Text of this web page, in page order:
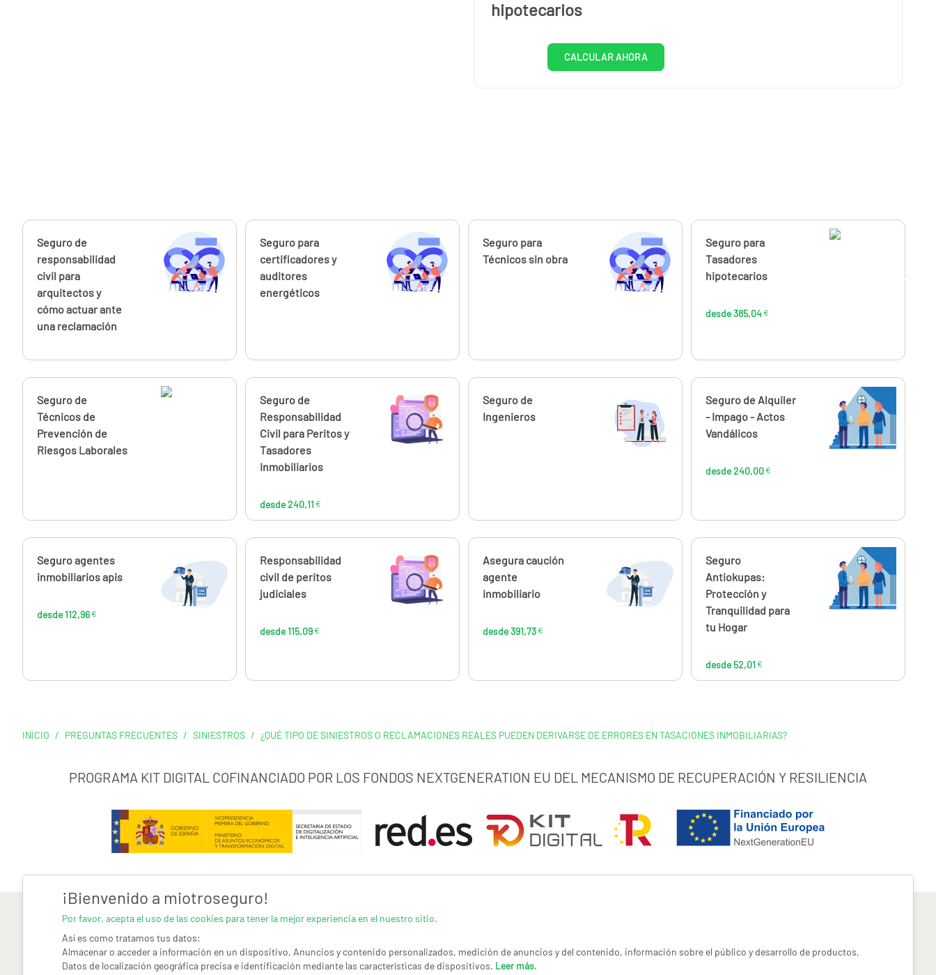
hipotecarios
CALCULAR AHORA
Calcúlalo ahora
Seguro de
responsabilidad
civil para
arquitectos y
cómo actuar ante
una reclamación
Calcúlalo ahora
Seguro para
certificadores y
auditores
energéticos
Calcúlalo ahora
Seguro para
Técnicos sin obra
Calcúlalo ahora
Seguro para
Tasadores
hipotecarios
desde 385,04 €
€
Calcúlalo ahora
Seguro de
Técnicos de
Prevención de
Riesgos Laborales
Calcúlalo ahora
Seguro de
Responsabilidad
Civil para Peritos y
Tasadores
Inmobiliarios
desde 240,11 €
240,11
Calcúlalo ahora
Seguro de
Ingenieros
Calcúlalo ahora
Seguro de Alquiler
- Impago - Actos
Vandálicos
desde 240,00 €
240,00 €
Calcúlalo ahora
Seguro agentes
inmobiliarios apis
desde 112,96 €
112,96 €
Calcúlalo ahora
Responsabilidad
civil de peritos
judiciales
desde 115,09 €
115,09€
Calcúlalo ahora
Asegura caución
agente
inmobiliario
desde 391,73 €
391,73 €
Calcúlalo ahora
Seguro
Antiokupas:
Protección y
Tranquilidad para
tu Hogar
desde 52,01 €
52,01€
INICIO / PREGUNTAS FRECUENTES / SINIESTROS / ¿QUÉ TIPO DE SINIESTROS O RECLAMACIONES REALES PUEDEN DERIVARSE DE ERRORES EN TASACIONES INMOBILIARIAS?
PROGRAMA KIT DIGITAL COFINANCIADO POR LOS FONDOS NEXTGENERATION EU DEL MECANISMO DE RECUPERACIÓN Y RESILIENCIA
AVISO LEGAL CONDICIONES GENERALES DE USO POLÍTICA DE PRIVACIDAD |CANAL DE DENUNCIAS |COOKIES
¡Bienvenido a miotroseguro!
Por favor, acepta el uso de las cookies para tener la mejor experiencia en el nuestro sitio.
Así es como tratamos tus datos:
Almacenar o acceder a información en un dispositivo, Anuncios y contenido personalizados, medición de anuncios y del contenido, información sobre el público y desarrollo de productos,
Datos de localización geográfica precisa e identificación mediante las características de dispositivos. Leer más.